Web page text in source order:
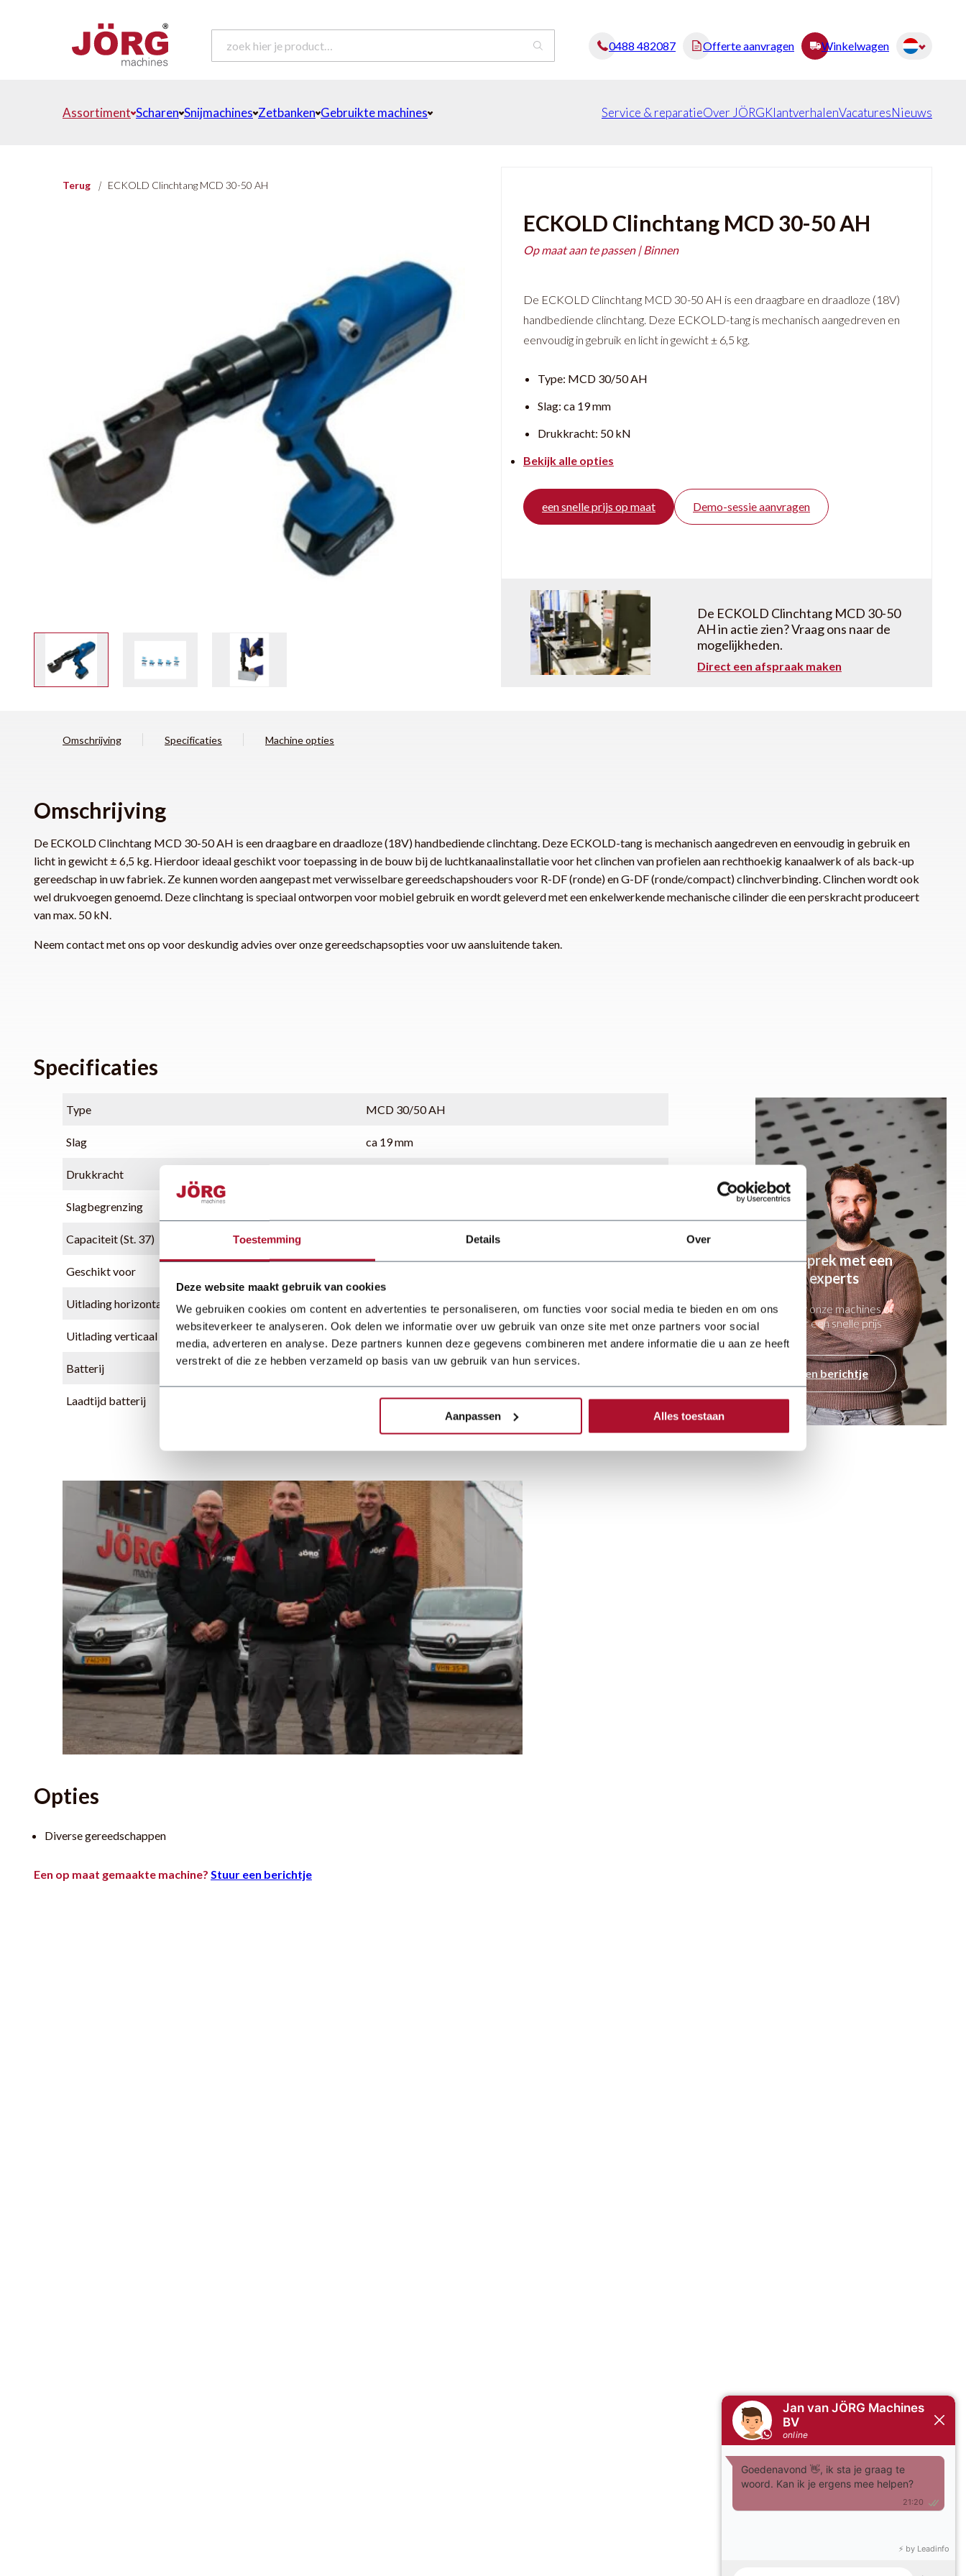
Toestemming Details Over
Deze website maakt gebruik van cookies
We gebruiken cookies om content en advertenties te personaliseren, om functies voor social media te bieden en om ons
websiteverkeer te analyseren. Ook delen we informatie over uw gebruik van onze site met onze partners voor social
media, adverteren en analyse. Deze partners kunnen deze gegevens combineren met andere informatie die u aan ze heeft
verstrekt of die ze hebben verzameld op basis van uw gebruik van hun services.
Aanpassen Alles toestaan
0488 482087 Offerte aanvragen Winkelwagen
Assortiment Scharen Snijmachines Zetbanken Gebruikte machines Service & reparatieOver JÖRGKlantverhalenVacaturesNieuws
Terug | ECKOLD Clinchtang MCD 30-50 AH
ECKOLD Clinchtang MCD 30-50 AH
Op maat aan te passen | Binnen
De ECKOLD Clinchtang MCD 30-50 AH is een draagbare en draadloze (18V)
handbediende clinchtang. Deze ECKOLD-tang is mechanisch aangedreven en
eenvoudig in gebruik en licht in gewicht ± 6,5 kg.
Type: MCD 30/50 AH
Slag: ca 19 mm
Drukkracht: 50 kN
Bekijk alle opties
een snelle prijs op maat Demo-sessie aanvragen
De ECKOLD Clinchtang MCD 30-50
AH in actie zien? Vraag ons naar de
mogelijkheden.
Direct een afspraak maken
Omschrijving Specificaties Machine opties
Omschrijving
De ECKOLD Clinchtang MCD 30-50 AH is een draagbare en draadloze (18V) handbediende clinchtang. Deze ECKOLD-tang is mechanisch aangedreven en eenvoudig in gebruik en
licht in gewicht ± 6,5 kg. Hierdoor ideaal geschikt voor toepassing in de bouw bij de luchtkanaalinstallatie voor het clinchen van profielen aan rechthoekig kanaalwerk of als back-up
gereedschap in uw fabriek. Ze kunnen worden aangepast met verwisselbare gereedschapshouders voor R-DF (ronde) en G-DF (ronde/compact) clinchverbinding. Clinchen wordt ook
wel drukvoegen genoemd. Deze clinchtang is speciaal ontworpen voor mobiel gebruik en wordt geleverd met een enkelwerkende mechanische cilinder die een perskracht produceert
van max. 50 kN.
Neem contact met ons op voor deskundig advies over onze gereedschapsopties voor uw aansluitende taken.
Specificaties
Type MCD 30/50 AH
Slag ca 19 mm
Drukkracht
Slagbegrenzing
Capaciteit (St. 37)
Geschikt voor
Uitlading horizontaal 43 mm
Uitlading verticaal
Batterij 18 V
Laadtijd batterij 22 min
Ga in gesprek met een
van onze experts
Vragen over onze machines of
opzoek naar een snelle prijs
indicatie?
Stuur een berichtje
Opties
Diverse gereedschappen
Een op maat gemaakte machine? Stuur een berichtje